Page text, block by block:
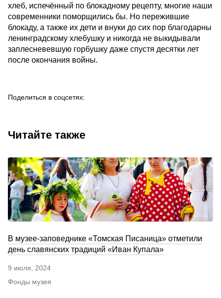
хлеб, испечённый по блокадному рецепту, многие наши
современники поморщились бы. Но пережившие
блокаду, а также их дети и внуки до сих пор благодарны
ленинградскому хлебушку и никогда не выкидывали
заплесневевшую горбушку даже спустя десятки лет
после окончания войны.
Поделиться в соцсетях:
Читайте также
В музее-заповеднике «Томская Писаница» отметили
день славянских традиций «Иван Купала»
9 июля, 2024
Фонды музея